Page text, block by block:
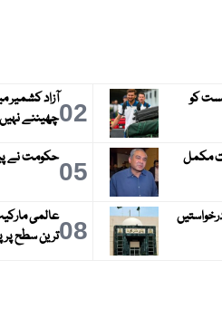
، قومی کرکٹرز کو این او سی 19 اگست کو
02آزاد کشمیر
چھیننے نہیں
مکمل
05حکومت نے
08ترین سطح پر